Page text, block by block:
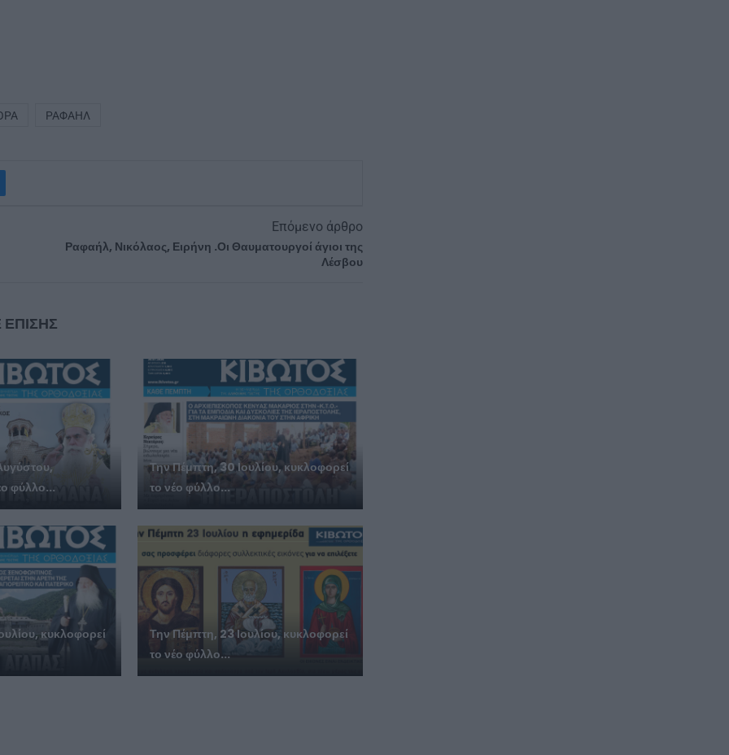
ΡΑΦΑΉΛ
Επόμενο άρθρο
Ραφαήλ, Νικόλαος, Ειρήνη .Οι Θαυματουργοί άγιοι της
Λέσβου
ΕΠΙΣΗΣ
φύλλο...
Την Πέμπτη, 30 Ιουλίου, κυκλοφορεί
το νέο φύλλο...
κυκλοφορεί
Την Πέμπτη, 23 Ιουλίου, κυκλοφορεί
το νέο φύλλο...